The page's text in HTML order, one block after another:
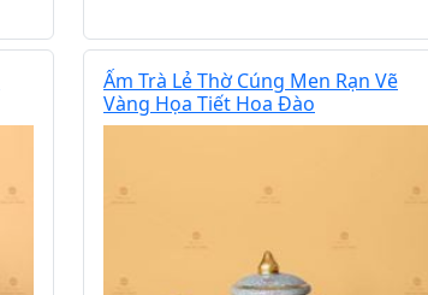
Ấm Trà Lẻ Thờ Cúng Men Rạn Vẽ
Vàng Họa Tiết Hoa Đào